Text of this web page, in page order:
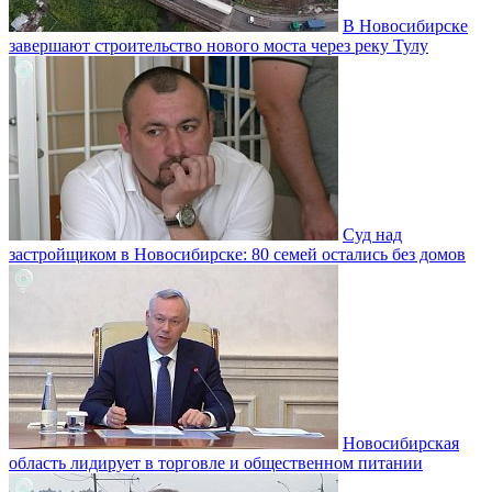
В Новосибирске
завершают строительство нового моста через реку Тулу
Суд над
застройщиком в Новосибирске: 80 семей остались без домов
Новосибирская
область лидирует в торговле и общественном питании